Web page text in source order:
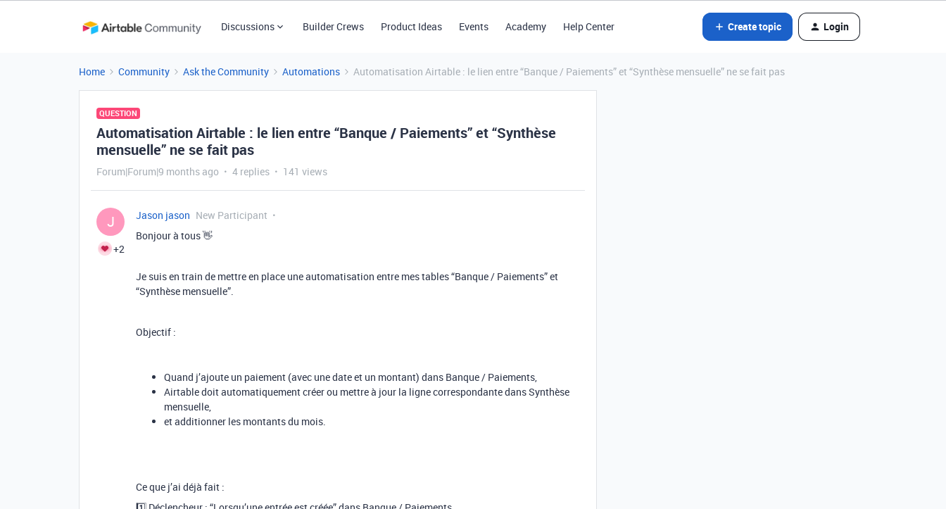
Discussions Builder Crews Product Ideas Events Academy Help Center Create topic Login
Home Community Ask the Community Automations Automatisation Airtable : le lien entre “Banque / Paiements” et “Synthèse mensuelle” ne se fait pas
QUESTION
Automatisation Airtable : le lien entre “Banque / Paiements” et “Synthèse
mensuelle” ne se fait pas
Forum|Forum|9 months ago 4 replies 141 views
J
+2
Jason jason New Participant
Bonjour à tous 👋
Je suis en train de mettre en place une automatisation entre mes tables “Banque / Paiements” et
“Synthèse mensuelle”.
Objectif :
Quand j’ajoute un paiement (avec une date et un montant) dans Banque / Paiements,
Airtable doit automatiquement créer ou mettre à jour la ligne correspondante dans Synthèse
mensuelle,
et additionner les montants du mois.
Ce que j’ai déjà fait :